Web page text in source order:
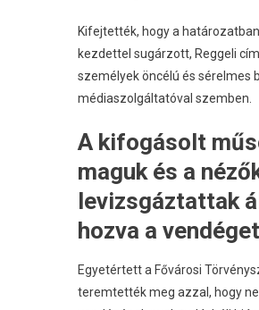
Kifejtették, hogy a
kezdettel sugárzott, Reggeli
személyek öncélú és
médiaszolgáltatóval szemben.
A kifogásolt
maguk és a
levizsgáztattak
hozva a
Egyetértett a Fővárosi
teremtették meg azzal, hogy